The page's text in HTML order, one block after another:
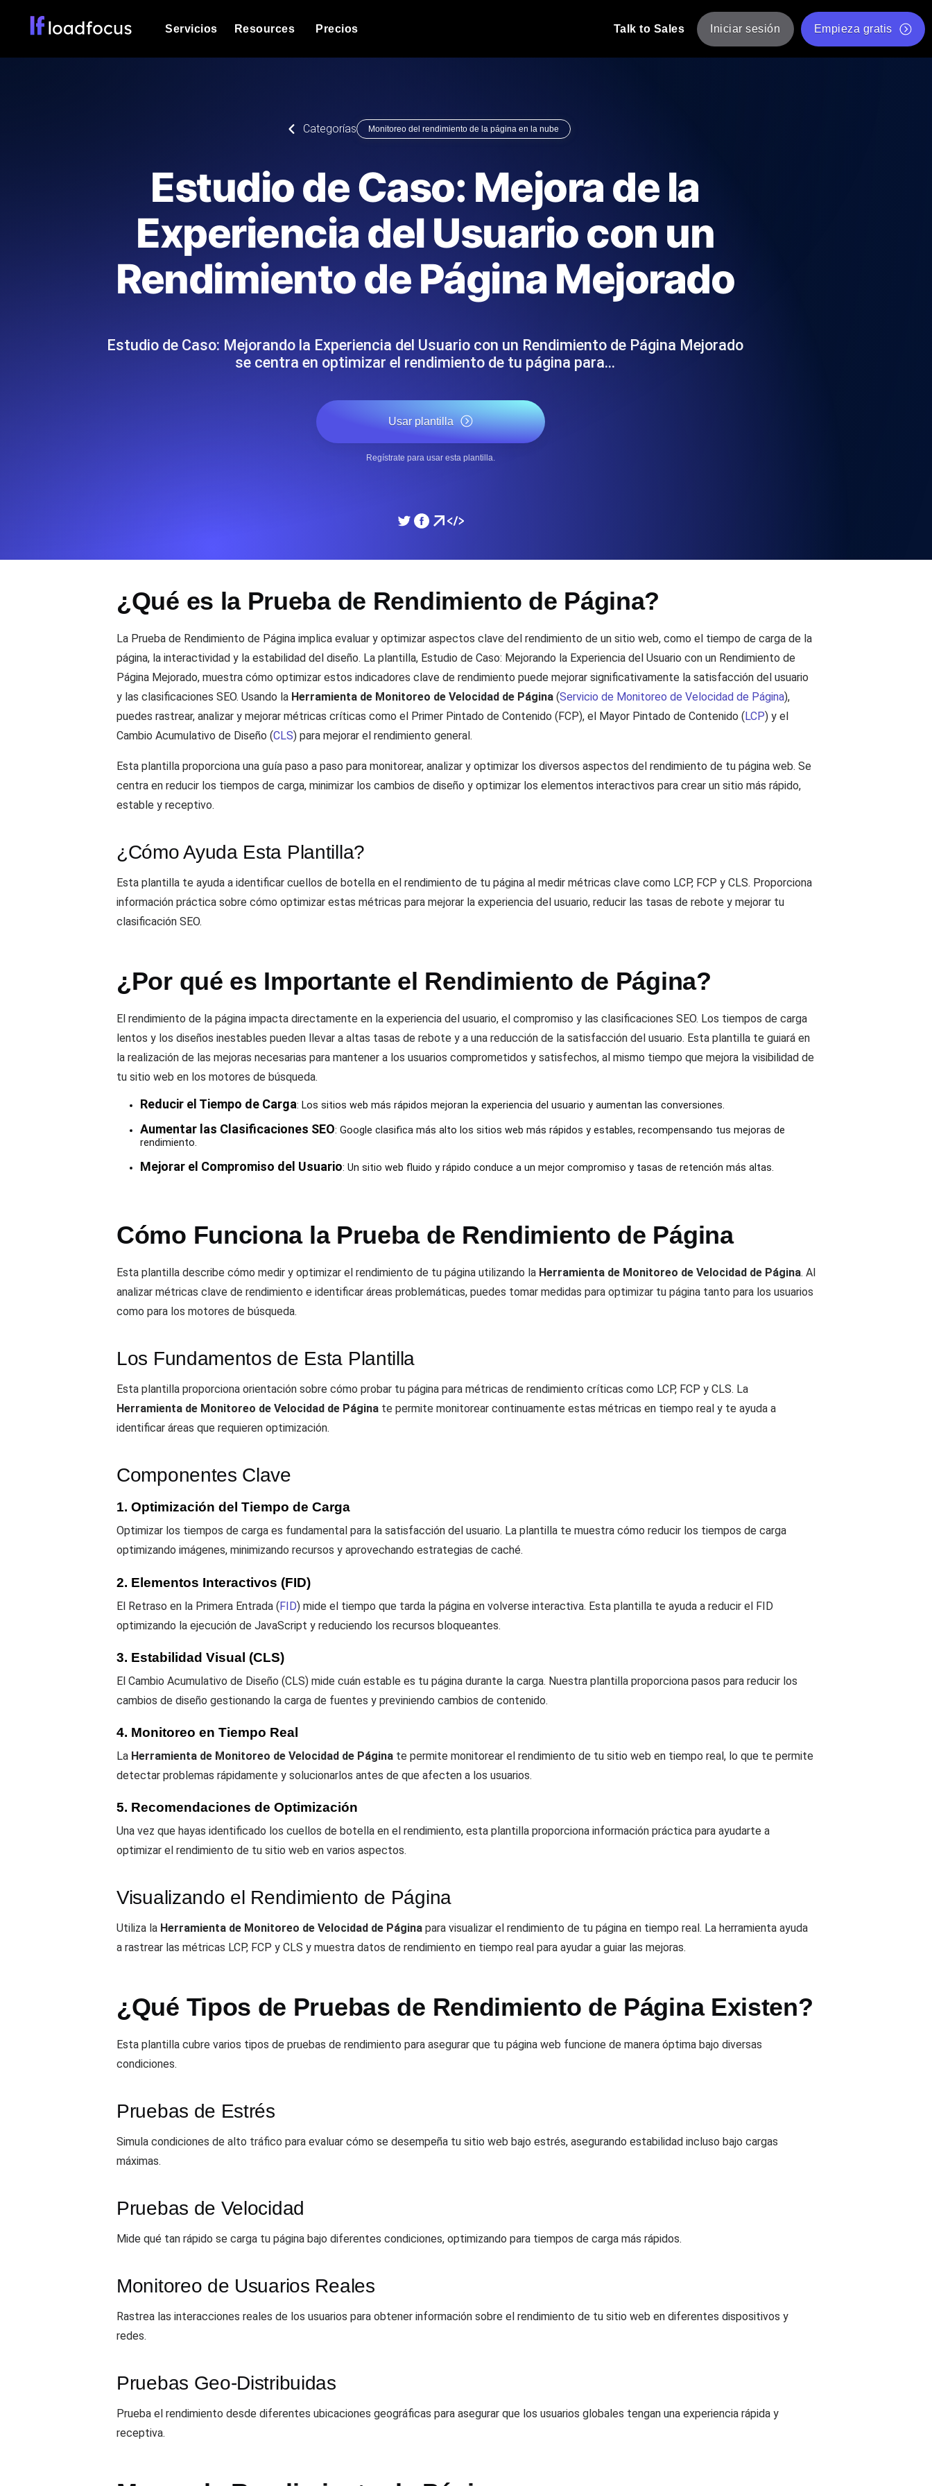
Servicios
ubicaciones cloud con análisis de IA.
tecnológico.
Load testing liderado por expertos: escribimos los scripts JMeter o k6,
los ejecutamos a escala y entregamos el informe.
Synthetic Monitoring
Sondas always-on de uptime y rendimiento desde 25+ ubicaciones.
Detecta caídas antes que tus usuarios.
Uptime Monitoring para sitios web y APIs. Gratis para empezar.
Checks automáticos de certificados SSL y alertas de caducidad.
Gratis para empezar.
Heartbeat monitoring para cron jobs y tareas programadas. Gratis
DNS Monitoring
Monitores como YAML, JS y MCP
Resources
Explorar categorías de
glosario
Explorar categorías de
alternativas
Blog de producto
Leer más en el blog
Leer más en el blog
Comprobador de estado de API
Lista de herramientas web gratuitas
Precios Talk to Sales Iniciar sesión Empieza gratis
Categorías Monitoreo del rendimiento de la página en la nube
Estudio de Caso: Mejora de la
Experiencia del Usuario con un
Rendimiento de Página Mejorado
Estudio de Caso: Mejorando la Experiencia del Usuario con un Rendimiento de Página Mejorado
se centra en optimizar el rendimiento de tu página para…
Usar plantilla
Regístrate para usar esta plantilla.
¿Qué es la Prueba de Rendimiento de Página?
La Prueba de Rendimiento de Página implica evaluar y optimizar aspectos clave del rendimiento de un sitio web, como el tiempo de carga de la
página, la interactividad y la estabilidad del diseño. La plantilla, Estudio de Caso: Mejorando la Experiencia del Usuario con un Rendimiento de
Página Mejorado, muestra cómo optimizar estos indicadores clave de rendimiento puede mejorar significativamente la satisfacción del usuario
y las clasificaciones SEO. Usando la Herramienta de Monitoreo de Velocidad de Página (Servicio de Monitoreo de Velocidad de Página),
puedes rastrear, analizar y mejorar métricas críticas como el Primer Pintado de Contenido (FCP), el Mayor Pintado de Contenido ( LCP) y el
Cambio Acumulativo de Diseño (CLS) para mejorar el rendimiento general.
Esta plantilla proporciona una guía paso a paso para monitorear, analizar y optimizar los diversos aspectos del rendimiento de tu página web. Se
centra en reducir los tiempos de carga, minimizar los cambios de diseño y optimizar los elementos interactivos para crear un sitio más rápido,
estable y receptivo.
¿Cómo Ayuda Esta Plantilla?
Esta plantilla te ayuda a identificar cuellos de botella en el rendimiento de tu página al medir métricas clave como LCP, FCP y CLS. Proporciona
información práctica sobre cómo optimizar estas métricas para mejorar la experiencia del usuario, reducir las tasas de rebote y mejorar tu
clasificación SEO.
¿Por qué es Importante el Rendimiento de Página?
El rendimiento de la página impacta directamente en la experiencia del usuario, el compromiso y las clasificaciones SEO. Los tiempos de carga
lentos y los diseños inestables pueden llevar a altas tasas de rebote y a una reducción de la satisfacción del usuario. Esta plantilla te guiará en
la realización de las mejoras necesarias para mantener a los usuarios comprometidos y satisfechos, al mismo tiempo que mejora la visibilidad de
tu sitio web en los motores de búsqueda.
Reducir el Tiempo de Carga: Los sitios web más rápidos mejoran la experiencia del usuario y aumentan las conversiones.
Aumentar las Clasificaciones SEO: Google clasifica más alto los sitios web más rápidos y estables, recompensando tus mejoras de
rendimiento.
Mejorar el Compromiso del Usuario: Un sitio web fluido y rápido conduce a un mejor compromiso y tasas de retención más altas.
Cómo Funciona la Prueba de Rendimiento de Página
Esta plantilla describe cómo medir y optimizar el rendimiento de tu página utilizando la Herramienta de Monitoreo de Velocidad de Página. Al
analizar métricas clave de rendimiento e identificar áreas problemáticas, puedes tomar medidas para optimizar tu página tanto para los usuarios
como para los motores de búsqueda.
Los Fundamentos de Esta Plantilla
Esta plantilla proporciona orientación sobre cómo probar tu página para métricas de rendimiento críticas como LCP, FCP y CLS. La
Herramienta de Monitoreo de Velocidad de Página te permite monitorear continuamente estas métricas en tiempo real y te ayuda a
identificar áreas que requieren optimización.
Componentes Clave
1. Optimización del Tiempo de Carga
Optimizar los tiempos de carga es fundamental para la satisfacción del usuario. La plantilla te muestra cómo reducir los tiempos de carga
optimizando imágenes, minimizando recursos y aprovechando estrategias de caché.
2. Elementos Interactivos (FID)
El Retraso en la Primera Entrada (FID) mide el tiempo que tarda la página en volverse interactiva. Esta plantilla te ayuda a reducir el FID
optimizando la ejecución de JavaScript y reduciendo los recursos bloqueantes.
3. Estabilidad Visual (CLS)
El Cambio Acumulativo de Diseño (CLS) mide cuán estable es tu página durante la carga. Nuestra plantilla proporciona pasos para reducir los
cambios de diseño gestionando la carga de fuentes y previniendo cambios de contenido.
4. Monitoreo en Tiempo Real
La Herramienta de Monitoreo de Velocidad de Página te permite monitorear el rendimiento de tu sitio web en tiempo real, lo que te permite
detectar problemas rápidamente y solucionarlos antes de que afecten a los usuarios.
5. Recomendaciones de Optimización
Una vez que hayas identificado los cuellos de botella en el rendimiento, esta plantilla proporciona información práctica para ayudarte a
optimizar el rendimiento de tu sitio web en varios aspectos.
Visualizando el Rendimiento de Página
Utiliza la Herramienta de Monitoreo de Velocidad de Página para visualizar el rendimiento de tu página en tiempo real. La herramienta ayuda
a rastrear las métricas LCP, FCP y CLS y muestra datos de rendimiento en tiempo real para ayudar a guiar las mejoras.
¿Qué Tipos de Pruebas de Rendimiento de Página Existen?
Esta plantilla cubre varios tipos de pruebas de rendimiento para asegurar que tu página web funcione de manera óptima bajo diversas
condiciones.
Pruebas de Estrés
Simula condiciones de alto tráfico para evaluar cómo se desempeña tu sitio web bajo estrés, asegurando estabilidad incluso bajo cargas
máximas.
Pruebas de Velocidad
Mide qué tan rápido se carga tu página bajo diferentes condiciones, optimizando para tiempos de carga más rápidos.
Monitoreo de Usuarios Reales
Rastrea las interacciones reales de los usuarios para obtener información sobre el rendimiento de tu sitio web en diferentes dispositivos y
redes.
Pruebas Geo-Distribuidas
Prueba el rendimiento desde diferentes ubicaciones geográficas para asegurar que los usuarios globales tengan una experiencia rápida y
receptiva.